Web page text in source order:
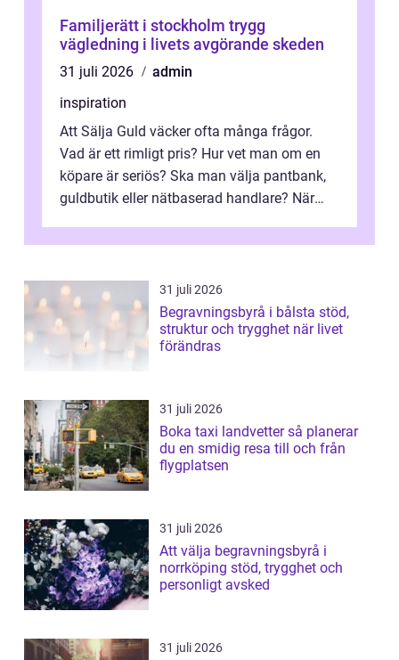
Familjerätt i stockholm trygg
vägledning i livets avgörande skeden
31 juli 2026
admin
inspiration
Att Sälja Guld väcker ofta många frågor.
Vad är ett rimligt pris? Hur vet man om en
köpare är seriös? Ska man välja pantbank,
guldbutik eller nätbaserad handlare? När
31 juli 2026
Begravningsbyrå i bålsta stöd,
struktur och trygghet när livet
förändras
31 juli 2026
Boka taxi landvetter så planerar
du en smidig resa till och från
flygplatsen
31 juli 2026
Att välja begravningsbyrå i
norrköping stöd, trygghet och
personligt avsked
31 juli 2026